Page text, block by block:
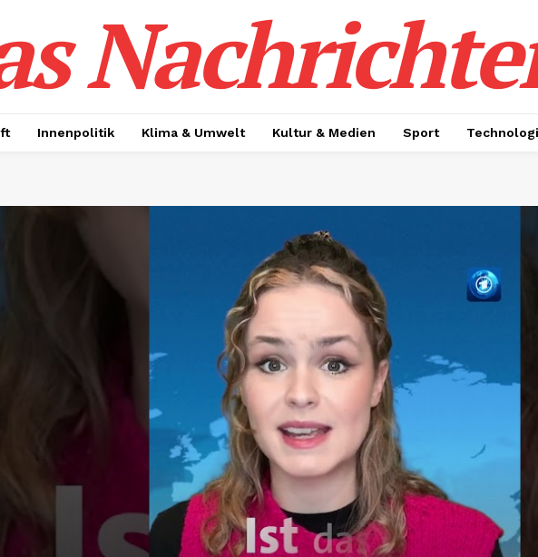
Innenpolitik Klima & Umwelt Kultur & Medien Sport